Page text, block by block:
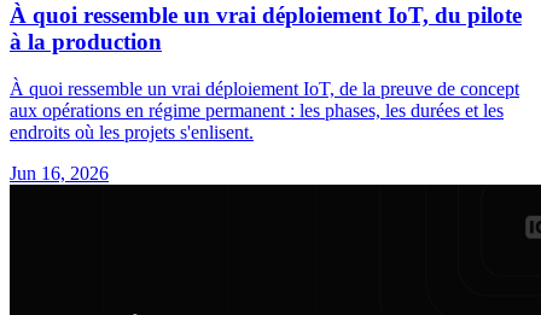
À quoi ressemble un vrai déploiement IoT, du pilote
à la production
À quoi ressemble un vrai déploiement IoT, de la preuve de concept
aux opérations en régime permanent : les phases, les durées et les
endroits où les projets s'enlisent.
Jun 16, 2026